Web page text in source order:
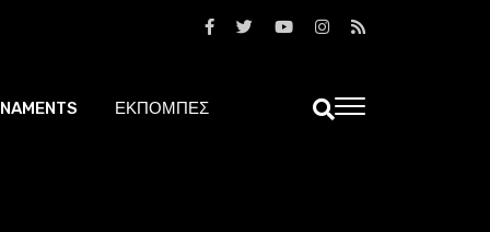
ΕΚΠΟΜΠΕΣ